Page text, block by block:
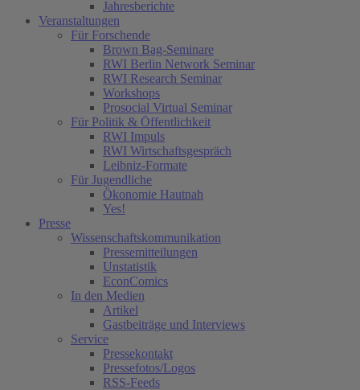
Jahresberichte
Veranstaltungen
Für Forschende
Brown Bag-Seminare
RWI Berlin Network Seminar
RWI Research Seminar
Workshops
Prosocial Virtual Seminar
Für Politik & Öffentlichkeit
RWI Impuls
RWI Wirtschaftsgespräch
Leibniz-Formate
Für Jugendliche
Ökonomie Hautnah
Yes!
Presse
Wissenschaftskommunikation
Pressemitteilungen
Unstatistik
EconComics
In den Medien
Artikel
Gastbeiträge und Interviews
Service
Pressekontakt
Pressefotos/Logos
RSS-Feeds